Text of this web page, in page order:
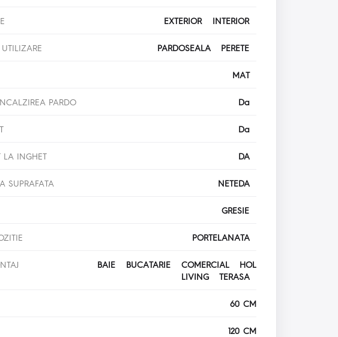
EXTERIOR INTERIOR
PARDOSEALA PERETE
MAT
PARDO Da
Da
LA INGHET DA
SUPRAFATA NETEDA
GRESIE
PORTELANATA
BAIE BUCATARIE COMERCIAL HOL
LIVING TERASA
60 CM
120 CM